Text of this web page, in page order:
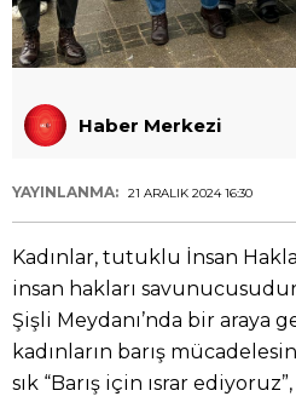
Haber Merkezi
YAYINLANMA: 21 ARALIK 2024 16:30
Kadınlar, tutuklu İnsan
insan hakları
Şişli Meydanı’nda bir araya
kadınların barış
sık “Barış için ısrar